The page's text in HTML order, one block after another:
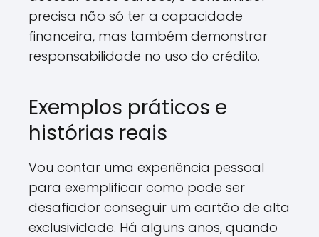
precisa não só ter a capacidade
financeira, mas também demonstrar
responsabilidade no uso do crédito.
Exemplos práticos e
histórias reais
Vou contar uma experiência pessoal
para exemplificar como pode ser
desafiador conseguir um cartão de alta
exclusividade. Há alguns anos, quando